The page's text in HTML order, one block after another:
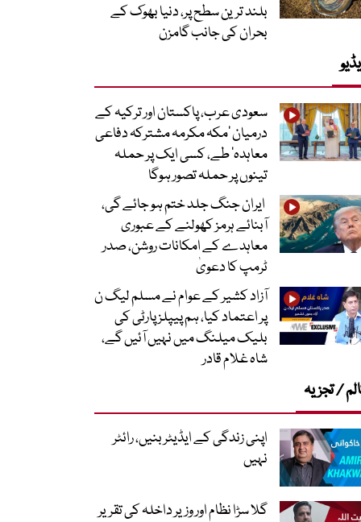
بلند ترین سطح پر، دنیا بھوک کے
بحران کی جانب گامزن
سعودی عرب، پاکستان اور ترکیہ کے
درمیان ’مکہ مکرمہ مشترکہ دفاعی
معاہدہ‘ طے، کسی ایک پر حملہ
تینوں پر حملہ تصور ہوگا
ایران جنگ جلد ختم ہو جائے گی،
آبنائے ہرمز کھولنے کے عبوری
معاہدے کے امکانات روشن، صدر
ٹرمپ کا دعویٰ
آزاد کشیر کے عوام نے مسلم لیگ ن
پر اعتماد کیا، ہم پیپلز پارٹی کی
بلیک میلنگ میں نہیں آئیں گے،
شاہ غلام قادر
/ تجزیہ
اپنی زندگی کے ایڈیٹر بنیں، رائٹر
نہیں
گلا سڑا نظام اور وزیر داخلہ کی تقریر